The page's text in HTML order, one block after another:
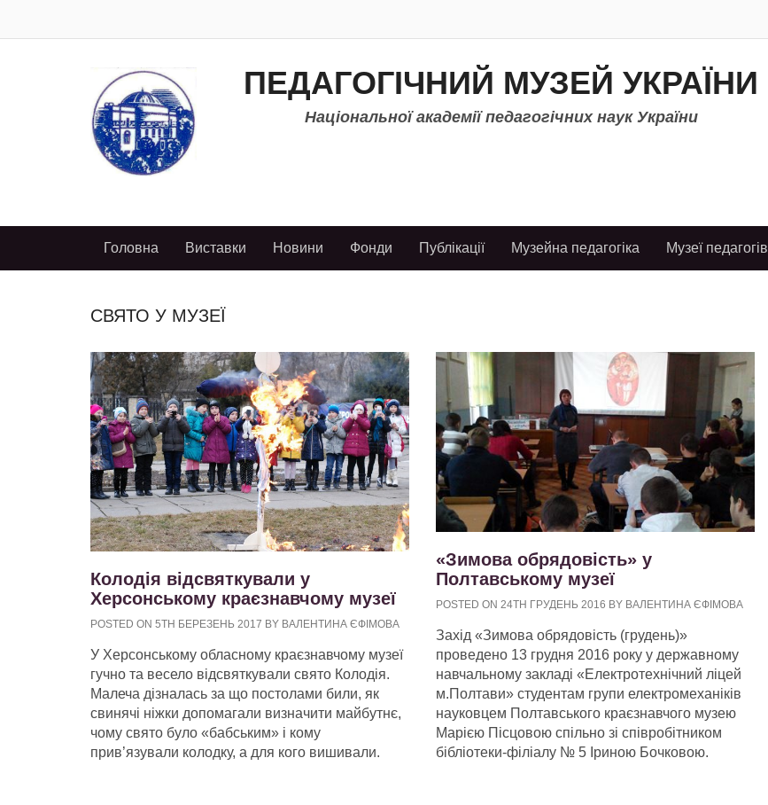
ПЕДАГОГІЧНИЙ МУЗЕЙ УКРАЇНИ
Національної академії педагогічних наук України
Головна Виставки Новини Фонди Публікації Музейна педагогіка Музеї педагогів
СВЯТО У МУЗЕЇ
Колодія відсвяткували у
Херсонському краєзнавчому музеї
POSTED ON 5TH БЕРЕЗЕНЬ 2017 BY ВАЛЕНТИНА ЄФІМОВА
У Херсонському обласному краєзнавчому музеї
гучно та весело відсвяткували свято Колодія.
Малеча дізналась за що постолами били, як
свинячі ніжки допомагали визначити майбутнє,
чому свято було «бабським» і кому
прив’язували колодку, а для кого вишивали.
«Зимова обрядовість» у
Полтавському музеї
POSTED ON 24TH ГРУДЕНЬ 2016 BY ВАЛЕНТИНА ЄФІМОВА
Захід «Зимова обрядовість (грудень)»
проведено 13 грудня 2016 року у державному
навчальному закладі «Електротехнічний ліцей
м.Полтави» студентам групи електромеханіків
науковцем Полтавського краєзнавчого музею
Марією Пісцовою спільно зі співробітником
бібліотеки-філіалу № 5 Іриною Бочковою.